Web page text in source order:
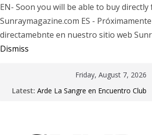
EN- Soon you will be able to buy
Sunraymagazine.com ES -
directamebnte en nuestro sitio web
Dismiss
Friday, August 7, 2026
Latest: Arde La Sangre en Encuentro Club